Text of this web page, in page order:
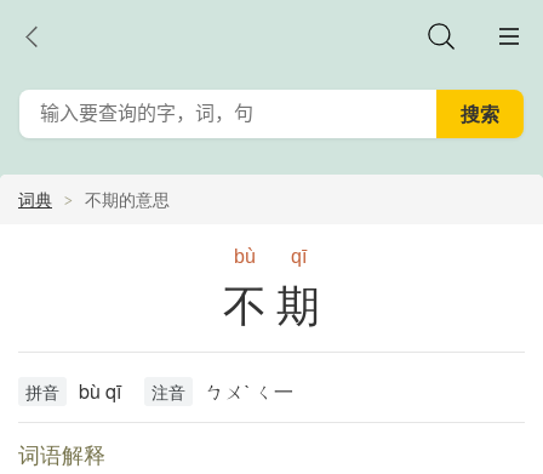
词典 不期的意思
bù qī
不期
拼音 bù qī 注音 ㄅㄨˋ ㄑ一
词语解释